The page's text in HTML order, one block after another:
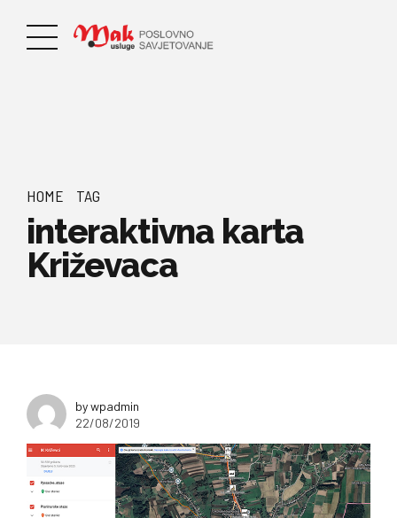
HOME TAG
interaktivna karta
Križevaca
by wpadmin
22/08/2019